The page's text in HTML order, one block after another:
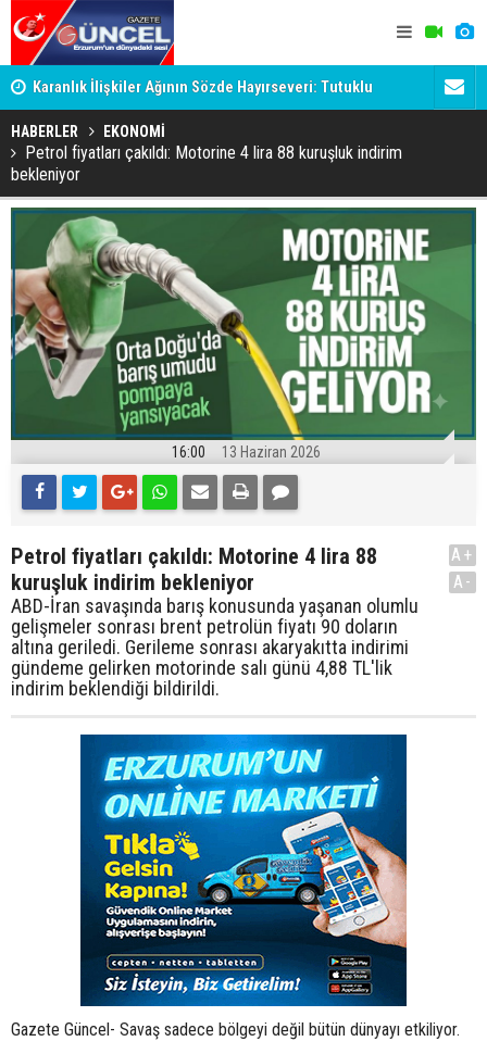
Karanlık İlişkiler Ağının Sözde Hayırseveri: Tutuklu
Memet Aca Dosyası
Dadaş'a
HABERLER EKONOMİ
Petrol fiyatları çakıldı: Motorine 4 lira 88 kuruşluk indirim
bekleniyor
16:00 13 Haziran 2026
Petrol fiyatları çakıldı: Motorine 4 lira 88
kuruşluk indirim bekleniyor
ABD-İran savaşında barış konusunda yaşanan olumlu
gelişmeler sonrası brent petrolün fiyatı 90 doların
altına geriledi. Gerileme sonrası akaryakıtta indirimi
gündeme gelirken motorinde salı günü 4,88 TL'lik
indirim beklendiği bildirildi.
A+
A-
Gazete Güncel- Savaş sadece bölgeyi değil bütün dünyayı etkiliyor.